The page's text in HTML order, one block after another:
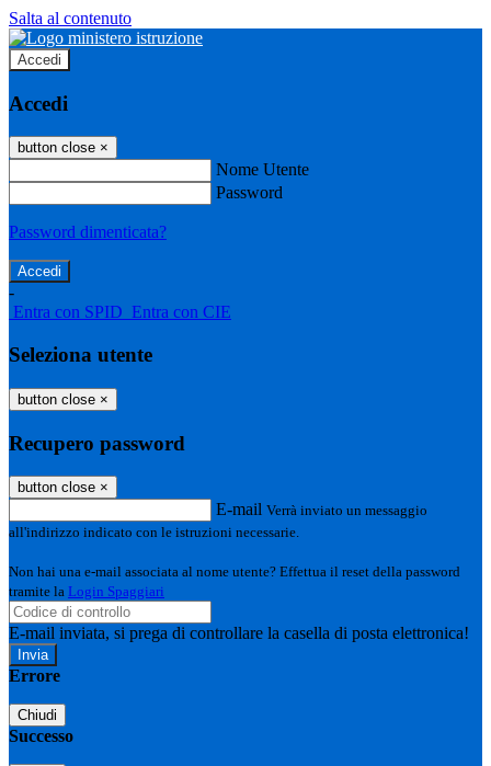
Salta al contenuto
Accedi
Accedi
button close ×
Nome Utente
Password
Password dimenticata?
-
Entra con SPID Entra con CIE
Seleziona utente
button close ×
Recupero password
button close ×
E-mail Verrà inviato un messaggio
all'indirizzo indicato con le istruzioni necessarie.
Non hai una e-mail associata al nome utente? Effettua il reset della password
tramite la Login Spaggiari
E-mail inviata, si prega di controllare la casella di posta elettronica!
Errore
Chiudi
Successo